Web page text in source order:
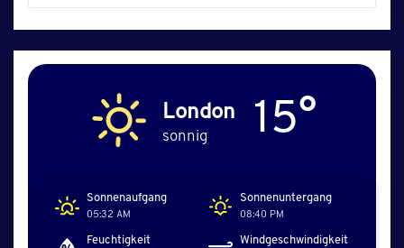
London
sonnig 15°
Sonnenaufgang
05:32 AM
Sonnenuntergang
08:40 PM
Feuchtigkeit Windgeschwindigkeit